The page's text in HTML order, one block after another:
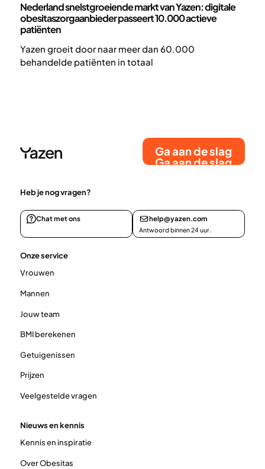
Nederland snelstgroeiende markt van Yazen: digitale
obesitaszorgaanbieder passeert 10.000 actieve
patiënten
Yazen groeit door naar meer dan 60.000
behandelde patiënten in totaal
Ga aan de slag
Ga aan de slag
Heb je nog vragen?
Chat met ons help@yazen.com
Antwoord binnen 24 uur.
Onze service
Vrouwen
Mannen
Jouw team
BMI berekenen
Getuigenissen
Prijzen
Veelgestelde vragen
Nieuws en kennis
Kennis en inspiratie
Over Obesitas